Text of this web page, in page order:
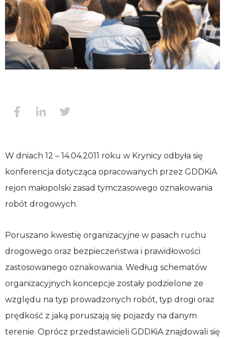
W dniach 12 – 14.04.2011 roku w Krynicy odbyła się
konferencja dotycząca opracowanych przez GDDKiA
rejon małopolski zasad tymczasowego oznakowania
robót drogowych.
Poruszano kwestię organizacyjne w pasach ruchu
drogowego oraz bezpieczeństwa i prawidłowości
zastosowanego oznakowania. Według schematów
organizacyjnych koncepcje zostały podzielone ze
względu na typ prowadzonych robót, typ drogi oraz
prędkość z jaką poruszają się pojazdy na danym
terenie. Oprócz przedstawicieli GDDKiA znajdowali się